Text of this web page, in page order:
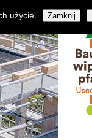
użycie. Zamknij